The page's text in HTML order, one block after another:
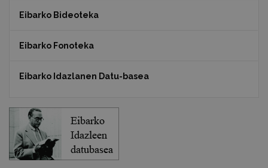
Eibarko Bideoteka
Eibarko Fonoteka
Eibarko Idazlanen Datu-basea